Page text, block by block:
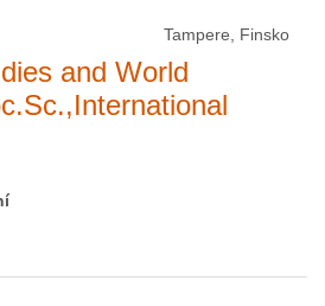
Tampere, Finsko
and World